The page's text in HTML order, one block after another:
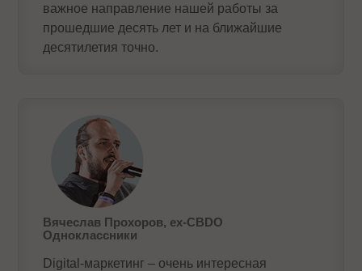
важное направление нашей работы за
прошедшие десять лет и на ближайшие
десятилетия точно.
Вячеслав Прохоров, ех-CBDO
Одноклассники
Digital-маркетинг – очень интересная